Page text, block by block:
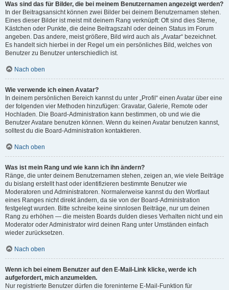
Was sind das für Bilder, die bei meinem Benutzernamen angezeigt werden?
In der Beitragsansicht können zwei Bilder bei deinem Benutzernamen stehen.
Eines dieser Bilder ist meist mit deinem Rang verknüpft: Oft sind dies Sterne,
Kästchen oder Punkte, die deine Beitragszahl oder deinen Status im Forum
angeben. Das andere, meist größere, Bild wird auch als „Avatar“ bezeichnet.
Es handelt sich hierbei in der Regel um ein persönliches Bild, welches von
Benutzer zu Benutzer unterschiedlich ist.
Nach oben
Wie verwende ich einen Avatar?
In deinem persönlichen Bereich kannst du unter „Profil“ einen Avatar über eine
der folgenden vier Methoden hinzufügen: Gravatar, Galerie, Remote oder
Hochladen. Die Board-Administration kann bestimmen, ob und wie die
Benutzer Avatare benutzen können. Wenn du keinen Avatar benutzen kannst,
solltest du die Board-Administration kontaktieren.
Nach oben
Was ist mein Rang und wie kann ich ihn ändern?
Ränge, die unter deinem Benutzernamen stehen, zeigen an, wie viele Beiträge
du bislang erstellt hast oder identifizieren bestimmte Benutzer wie
Moderatoren und Administratoren. Normalerweise kannst du den Wortlaut
eines Ranges nicht direkt ändern, da sie von der Board-Administration
festgelegt wurden. Bitte schreibe keine sinnlosen Beiträge, nur um deinen
Rang zu erhöhen — die meisten Boards dulden dieses Verhalten nicht und ein
Moderator oder Administrator wird deinen Rang unter Umständen einfach
wieder zurücksetzen.
Nach oben
Wenn ich bei einem Benutzer auf den E-Mail-Link klicke, werde ich
aufgefordert, mich anzumelden.
Nur registrierte Benutzer dürfen die foreninterne E-Mail-Funktion für